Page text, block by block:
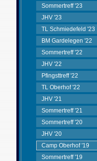
Sommertreff '23
JHV '23
TL Schmiedefeld '23
BM Gardelegen '22
Sommertreff '22
JHV '22
Pfingsttreff '22
TL Oberhof '22
JHV '21
Sommertreff '21
Sommertreff '20
JHV '20
Camp Oberhof '19
Sommertreff '19